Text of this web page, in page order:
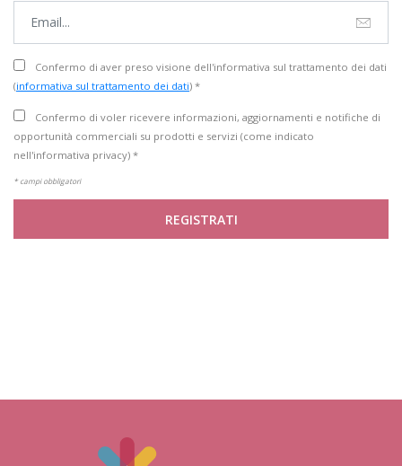
Confermo di aver preso visione dell'informativa sul trattamento dei dati
(informativa sul trattamento dei dati) *
Confermo di voler ricevere informazioni, aggiornamenti e notifiche di
opportunità commerciali su prodotti e servizi (come indicato
nell'informativa privacy) *
* campi obbligatori
REGISTRATI